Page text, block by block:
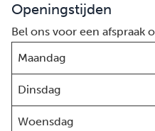
Openingstijden
Bel ons voor een afspraak
Maandag
Dinsdag
Woensdag